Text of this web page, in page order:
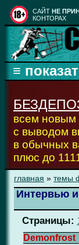
CАЙТ НЕ
КОНТОРАХ
всем новым
с выводом
в обычных
плюс до
главная » темы
Интервью
Страницы:
Demonfrost